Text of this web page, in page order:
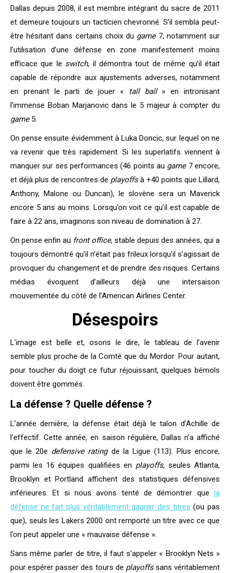
Dallas depuis 2008, il est membre intégrant du sacre de 2011
et demeure toujours un tacticien chevronné. S’il sembla peut-
être hésitant dans certains choix du game 7, notamment sur
l’utilisation d’une défense en zone manifestement moins
efficace que le switch, il démontra tout de même qu’il était
capable de répondre aux ajustements adverses, notamment
en prenant le parti de jouer «
tall ball» en intronisant
l’immense Boban Marjanovic dans le 5 majeur à compter du
game 5.
On pense ensuite évidemment à Luka Doncic, sur lequel on ne
va revenir que très rapidement. Si les superlatifs viennent à
manquer sur ses performances (46 points au game 7 encore,
et déjà plus de rencontres de playoffsà +40 points que Lillard,
Anthony, Malone ou Duncan), le slovène sera un Maverick
encore 5 ans au moins. Lorsqu’on voit ce qu’il est capable de
faire à 22 ans, imaginons son niveau de domination à 27.
On pense enfin au front office, stable depuis des années, qui a
toujours démontré qu’il n’était pas frileux lorsqu’il s’agissait de
provoquer du changement et de prendre des risques. Certains
médias évoquent d’ailleurs déjà une intersaison
mouvementée du côté de l’American Airlines Center.
Désespoirs
L’image est belle et, osons le dire, le tableau de l’avenir
semble plus proche de la Comté que du Mordor. Pour autant,
pour toucher du doigt ce futur réjouissant, quelques bémols
doivent être gommés.
La défense ? Quelle défense ?
L’année dernière, la défense était déjà le talon d’Achille de
l’effectif. Cette année, en saison régulière, Dallas n’a affiché
que le 20e defensive ratingde la Ligue (113). Plus encore,
parmi les 16 équipes qualifiées en playoffs, seules Atlanta,
Brooklyn et Portland affichent des statistiques défensives
inférieures. Et si nous avons tenté de démontrer que la
défense ne fait plus véritablement gagner des titres (ou pas
que), seuls les Lakers 2000 ont remporté un titre avec ce que
l’on peut appeler une « mauvaise défense ».
Sans même parler de titre, il faut s’appeler « Brooklyn Nets »
pour espérer passer des tours de playoffssans véritablement